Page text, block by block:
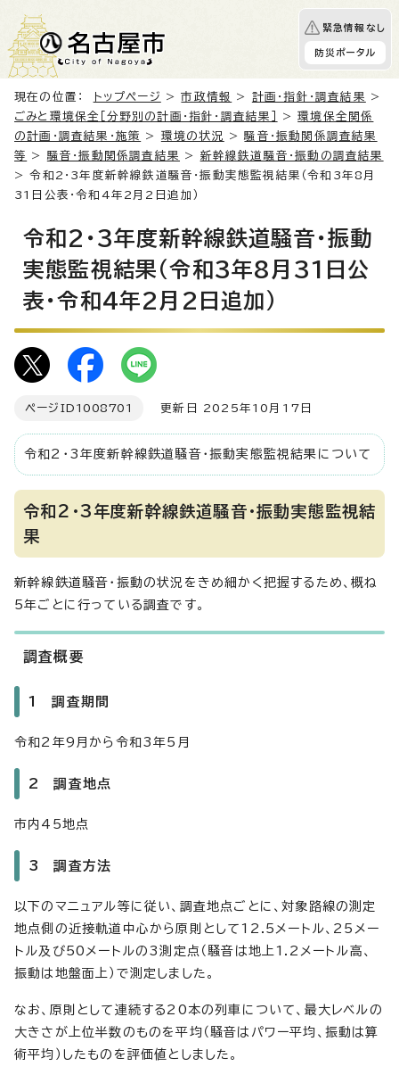
緊急情報なし
防災ポータル
現在の位置： トップページ >市政情報 > 計画・指針・調査結果
>
ごみと環境保全［分野別の計画・指針・調査結果］
>環境保全関係
の計画・調査結果・施策
> 環境の状況 >騒音・振動関係調査結果
等
> 騒音・振動関係調査結果 > 新幹線鉄道騒音・振動の調査結果
> 令和2・3年度新幹線鉄道騒音・振動実態監視結果（令和3年8月
31日公表・令和4年2月2日追加）
令和2・3年度新幹線鉄道騒音・振動
実態監視結果（令和3年8月31日公
表・令和4年2月2日追加）
ページID 1008701 更新日 2025年10月17日
令和2・3年度新幹線鉄道騒音・振動実態監視結果について
令和2・3年度新幹線鉄道騒音・振動実態監視結
果
新幹線鉄道騒音・振動の状況をきめ細かく把握するため、概ね
5年ごとに行っている調査です。
調査概要
1 調査期間
令和2年9月から令和3年5月
2 調査地点
市内45地点
3 調査方法
以下のマニュアル等に従い、調査地点ごとに、対象路線の測定
地点側の近接軌道中心から原則として12.5メートル、25メー
トル及び50メートルの3測定点（騒音は地上1.2メートル高、
振動は地盤面上）で測定しました。
なお、原則として連続する20本の列車について、最大レベルの
大きさが上位半数のものを平均（騒音はパワー平均、振動は算
術平均）したものを評価値としました。